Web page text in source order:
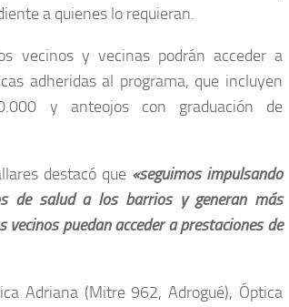
a quienes lo requieran.
vecinos y vecinas podrán acceder a
adheridas al programa, que incluyen
y anteojos con graduación de
destacó que «seguimos impulsando
de salud a los barrios y generan más
puedan acceder a prestaciones de
Adriana (Mitre 962, Adrogué), Óptica